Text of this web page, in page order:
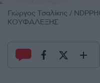
Γιώργος Τσαλίκης /
ΚΟΥΦΑΛΕΞΗΣ